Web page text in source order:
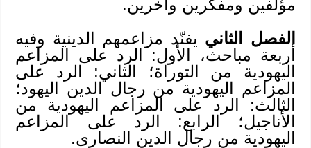
مؤلفين ومفكرين وآخرين.
الفصل الثاني يفنّد مزاعمهم الدينية وفيه
أربعة مباحث، الأول: الرد على المزاعم
اليهودية من التوراة؛ الثاني: الرد على
المزاعم اليهودية من رجال الدين اليهود؛
الثالث: الرد على المزاعم اليهودية من
الأناجيل؛ الرابع: الرد على المزاعم
اليهودية من رجال الدين النصارى.